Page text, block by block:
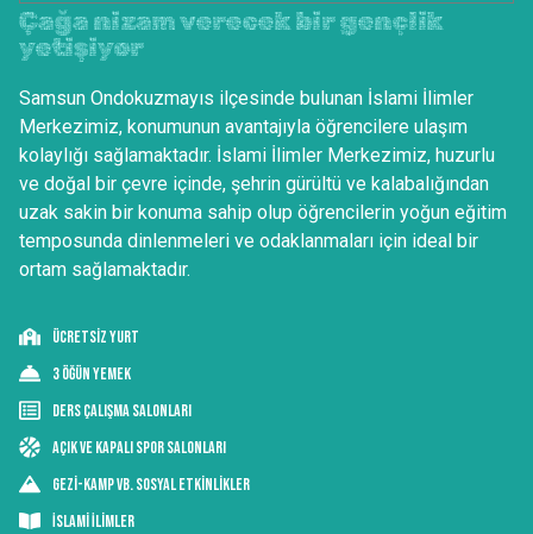
Çağa nizam verecek bir gençlik
yetişiyor
Samsun Ondokuzmayıs ilçesinde bulunan İslami İlimler
Merkezimiz, konumunun avantajıyla öğrencilere ulaşım
kolaylığı sağlamaktadır. İslami İlimler Merkezimiz, huzurlu
ve doğal bir çevre içinde, şehrin gürültü ve kalabalığından
uzak sakin bir konuma sahip olup öğrencilerin yoğun eğitim
temposunda dinlenmeleri ve odaklanmaları için ideal bir
ortam sağlamaktadır.
Ücretsiz YURT
3 Öğün Yemek
Ders Çalışma Salonları
Açık ve Kapalı Spor Salonları
Gezi-Kamp vb. Sosyal Etkinlikler
İslami İlimler